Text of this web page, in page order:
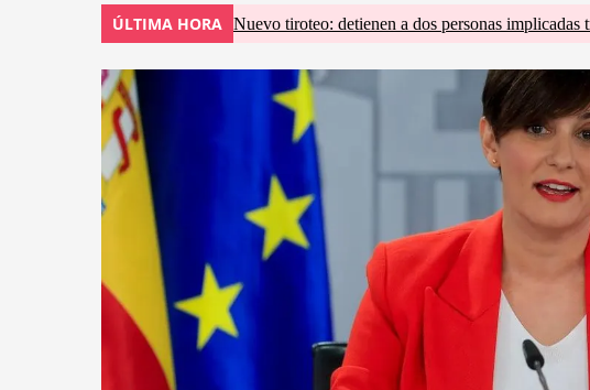
ÚLTIMA HORA Nuevo tiroteo: detienen a dos personas implicadas